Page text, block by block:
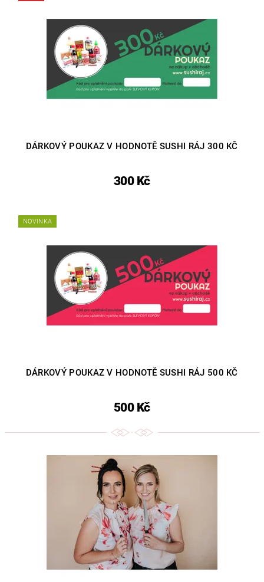
DÁRKOVÝ POUKAZ V HODNOTĚ SUSHI RÁJ 300 KČ
300 Kč
NOVINKA
DÁRKOVÝ POUKAZ V HODNOTĚ SUSHI RÁJ 500 KČ
500 Kč